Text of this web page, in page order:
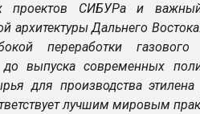
проектов СИБУРа и
архитектуры Дальнего
переработки
выпуска современных
для производства этилена
лучшим мировым